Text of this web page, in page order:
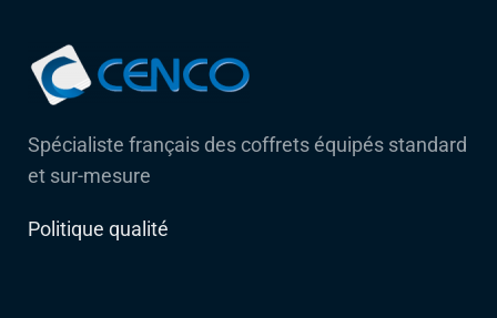
Spécialiste français des coffrets équipés standard
et sur-mesure
Politique qualité